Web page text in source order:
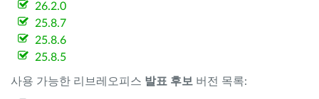
26.2.0
25.8.7
25.8.6
25.8.5
사용 가능한 리브레오피스 발표 후보 버전 목록: